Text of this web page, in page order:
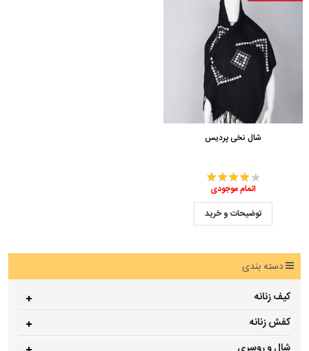
شال نخی پردیس
اتمام موجودی
توضیحات و خرید
دسته بندی
کیف زنانه
کفش زنانه